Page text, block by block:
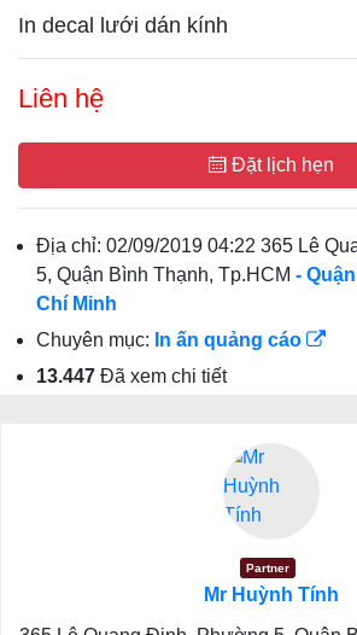
In decal lưới dán kính
Liên hệ
Đặt lịch hẹn
Địa chỉ: 02/09/2019 04:22 365 Lê
5, Quận Bình Thạnh, Tp.HCM -
Chí Minh
Chuyên mục: In ấn quảng cáo
13.447 Đã xem chi tiết
Partner
Mr Huỳnh Tính